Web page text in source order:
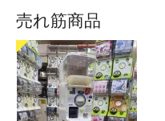
売れ筋商品